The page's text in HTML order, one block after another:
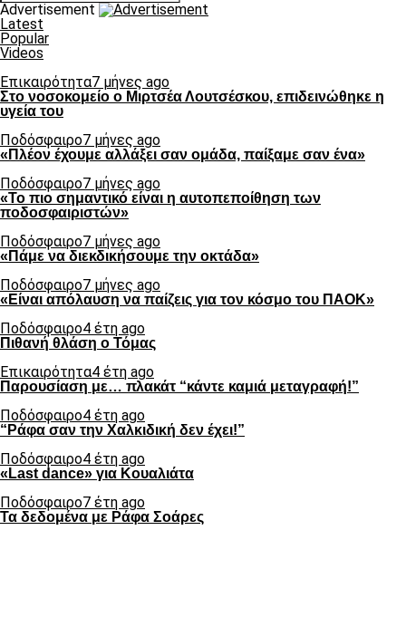
Advertisement
Latest
Popular
Videos
Επικαιρότητα7 μήνες ago
Στο νοσοκομείο ο Μιρτσέα Λουτσέσκου, επιδεινώθηκε η
υγεία του
Ποδόσφαιρο7 μήνες ago
«Πλέον έχουμε αλλάξει σαν ομάδα, παίξαμε σαν ένα»
Ποδόσφαιρο7 μήνες ago
«Το πιο σημαντικό είναι η αυτοπεποίθηση των
ποδοσφαιριστών»
Ποδόσφαιρο7 μήνες ago
«Πάμε να διεκδικήσουμε την οκτάδα»
Ποδόσφαιρο7 μήνες ago
«Είναι απόλαυση να παίζεις για τον κόσμο του ΠΑΟΚ»
Ποδόσφαιρο4 έτη ago
Πιθανή θλάση ο Τόμας
Επικαιρότητα4 έτη ago
Παρουσίαση με… πλακάτ “κάντε καμιά μεταγραφή!”
Ποδόσφαιρο4 έτη ago
“Ράφα σαν την Χαλκιδική δεν έχει!”
Ποδόσφαιρο4 έτη ago
«Last dance» για Κουαλιάτα
Ποδόσφαιρο7 έτη ago
Τα δεδομένα με Ράφα Σοάρες